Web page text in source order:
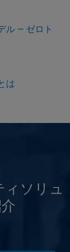
ル — ゼロト
は
ソリュ